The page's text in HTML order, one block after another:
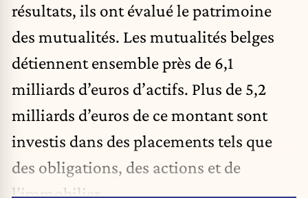
résultats, ils ont évalué le patrimoine
des mutualités. Les mutualités belges
détiennent ensemble près de 6,1
milliards d’euros d’actifs. Plus de 5,2
milliards d’euros de ce montant sont
investis dans des placements tels que
des obligations, des actions et de
l’immobilier.